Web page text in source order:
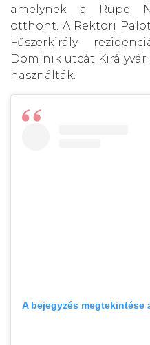
amelynek a Rupe
otthont. A Rektori
Fűszerkirály
Dominik utcát
használták.
A bejegyzés megtekintése